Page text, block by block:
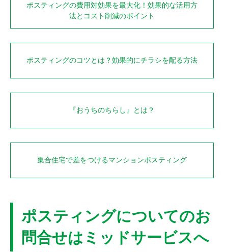
ポスティングの費用対効果を最大化！効果的な活用方
法とコスト削減のポイント
ポスティングのコツとは？効果的にチラシを配る方法
『おうちのちらし』とは？
集合住宅で差をつけるマンションポスティング
ポスティングについてのお
問合せはミッドサービスへ